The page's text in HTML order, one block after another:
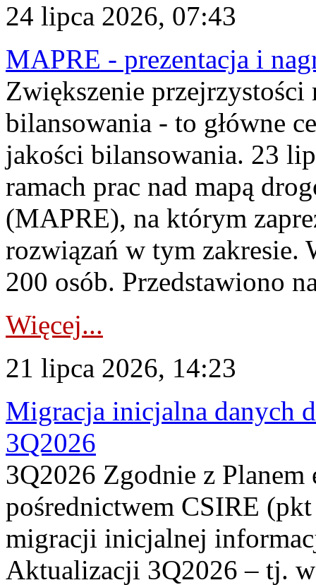
24 lipca 2026, 07:43
MAPRE - prezentacja i
Zwiększenie
bilansowania - to główne
jakości bilansowania. 23
ramach prac nad mapą
(MAPRE), na którym
rozwiązań w tym zakresie.
200 osób. Przedstawiono
Więcej...
21 lipca 2026, 14:23
Migracja inicjalna danych
3Q2026
3Q2026 Zgodnie z
pośrednictwem CSIRE
migracji inicjalnej
Aktualizacji 3Q2026 – tj.